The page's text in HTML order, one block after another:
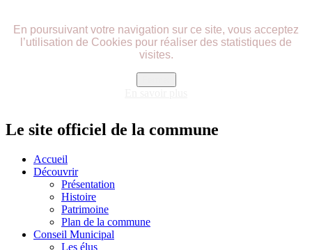
En poursuivant votre navigation sur ce site, vous acceptez
l’utilisation de Cookies pour réaliser des statistiques de
visites.
Le site officiel de la commune
Accueil
Découvrir
Présentation
Histoire
Patrimoine
Plan de la commune
Conseil Municipal
Les élus